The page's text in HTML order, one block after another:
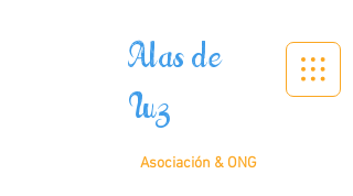
Alas de
Luz
Asociación & ONG